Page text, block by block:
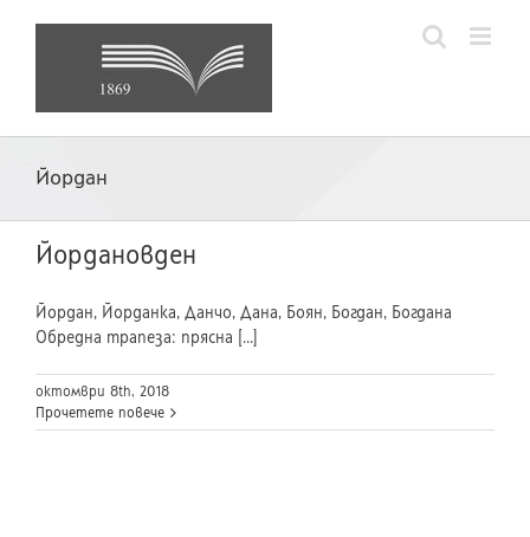
Йордан
Йордановден
Йордан, Йорданка, Данчо, Дана, Боян, Богдан, Богдана
Обредна трапеза: прясна [...]
октомври 8th, 2018
Прочетете повече